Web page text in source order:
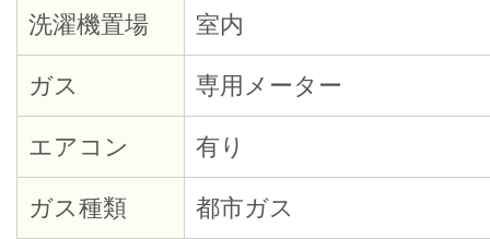
洗濯機置場 室内
ガス 専用メーター
エアコン 有り
ガス種類 都市ガス